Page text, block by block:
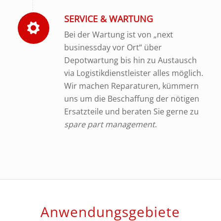
SERVICE & WARTUNG
Bei der Wartung ist von „next
businessday vor Ort“ über
Depotwartung bis hin zu Austausch
via Logistikdienstleister alles möglich.
Wir machen Reparaturen, kümmern
uns um die Beschaffung der nötigen
Ersatzteile und beraten Sie gerne zu
spare part management.
Anwendungsgebiete